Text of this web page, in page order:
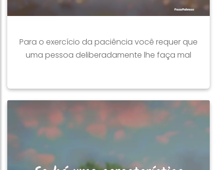
Para o exercício da paciência você requer que
uma pessoa deliberadamente lhe faça mal